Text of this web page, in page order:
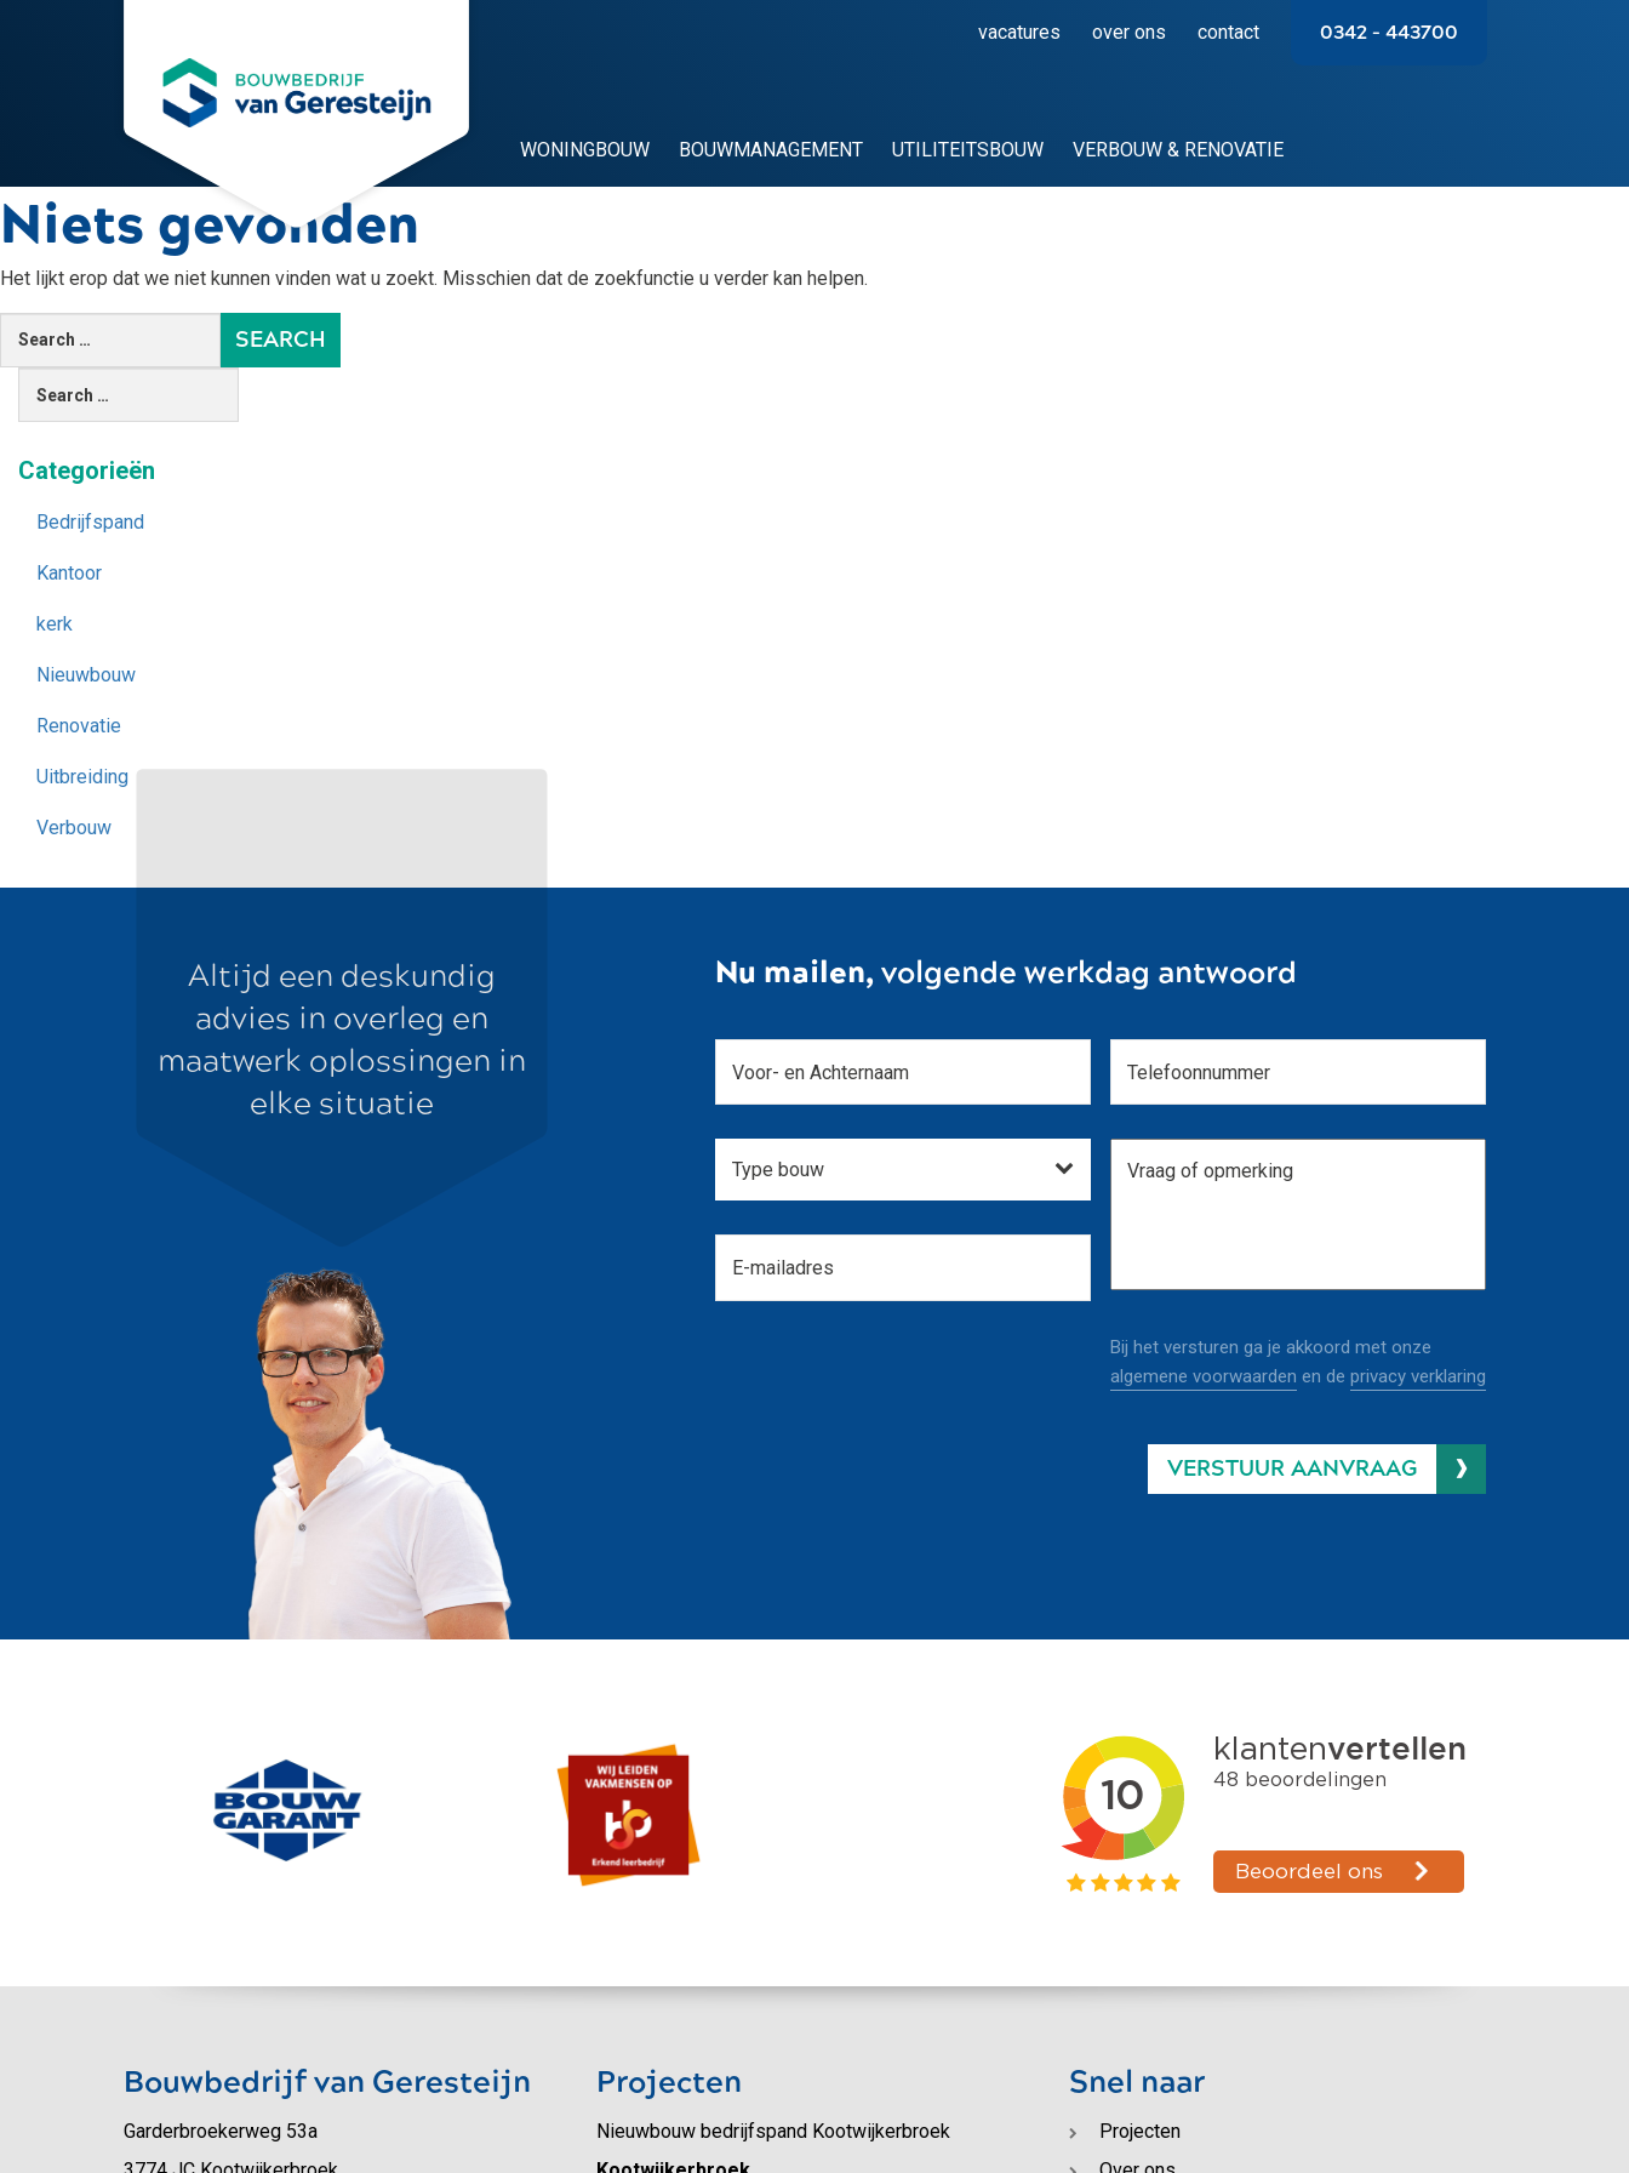
vacatures over ons contact 0342 – 443700
WONINGBOUW BOUWMANAGEMENT UTILITEITSBOUW VERBOUW & RENOVATIE
Niets gevonden
Het lijkt erop dat we niet kunnen vinden wat u zoekt. Misschien dat de zoekfunctie u verder kan helpen.
Categorieën
Bedrijfspand
Kantoor
kerk
Nieuwbouw
Renovatie
Uitbreiding
Verbouw
Altijd een deskundig
advies in overleg en
maatwerk oplossingen in
elke situatie
Nu mailen, volgende werkdag antwoord
Bij het versturen ga je akkoord met onze
algemene voorwaarden en de privacy verklaring
Bouwbedrijf van Geresteijn
Garderbroekerweg 53a
Nieuwbouw bedrijfspand Kootwijkerbroek
Projecten Snel naar
Projecten